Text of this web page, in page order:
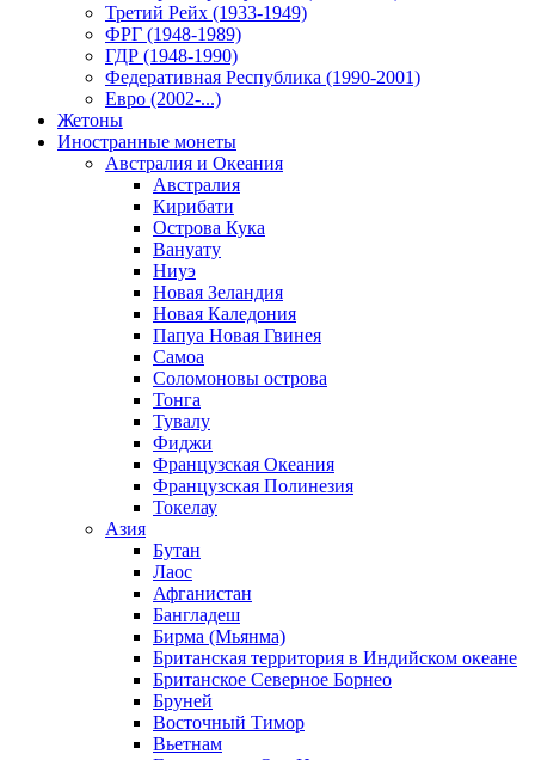
Третий Рейх (1933-1949)
ФРГ (1948-1989)
ГДР (1948-1990)
Федеративная Республика (1990-2001)
Евро (2002-...)
Жетоны
Иностранные монеты
Австралия и Океания
Австралия
Кирибати
Острова Кука
Вануату
Ниуэ
Новая Зеландия
Новая Каледония
Папуа Новая Гвинея
Самоа
Соломоновы острова
Тонга
Тувалу
Фиджи
Французская Океания
Французская Полинезия
Токелау
Азия
Бутан
Лаос
Афганистан
Бангладеш
Бирма (Мьянма)
Британская территория в Индийском океане
Британское Северное Борнео
Бруней
Восточный Тимор
Вьетнам